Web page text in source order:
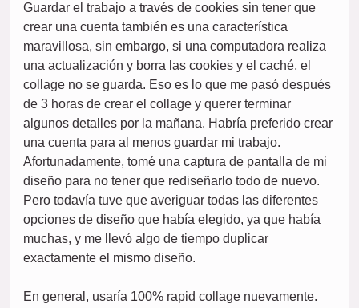
Guardar el trabajo a través de cookies sin tener que
crear una cuenta también es una característica
maravillosa, sin embargo, si una computadora realiza
una actualización y borra las cookies y el caché, el
collage no se guarda. Eso es lo que me pasó después
de 3 horas de crear el collage y querer terminar
algunos detalles por la mañana. Habría preferido crear
una cuenta para al menos guardar mi trabajo.
Afortunadamente, tomé una captura de pantalla de mi
diseño para no tener que rediseñarlo todo de nuevo.
Pero todavía tuve que averiguar todas las diferentes
opciones de diseño que había elegido, ya que había
muchas, y me llevó algo de tiempo duplicar
exactamente el mismo diseño.
En general, usaría 100% rapid collage nuevamente.